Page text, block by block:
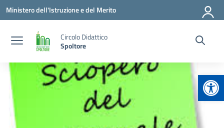
Vai ai contenuti
Vai al menu di navigazione
Vai al footer
Ministero dell'Istruzione e del Merito
Circolo Didattico
Spoltore